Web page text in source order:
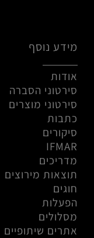
מידע נוסף
אודות
סירטוני הסברה
סירטוני מוצרים
כתבות
סיקורים
IFMAR
מדריכים
תוצאות מירוצים
חוגים
הפעלות
מסלולים
אתרים שיתופיים